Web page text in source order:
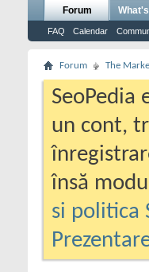
Forum
FAQ Calendar
Forum The
un cont,
însă
si politica